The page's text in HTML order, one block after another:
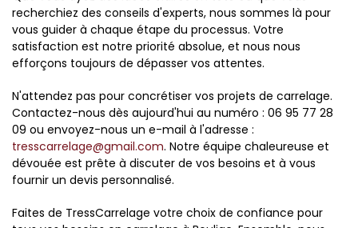
recherchiez des conseils d'experts, nous sommes là pour
vous guider à chaque étape du processus. Votre
satisfaction est notre priorité absolue, et nous nous
efforçons toujours de dépasser vos attentes.
N'attendez pas pour concrétiser vos projets de carrelage.
Contactez-nous dès aujourd'hui au numéro : 06 95 77 28
09 ou envoyez-nous un e-mail à l'adresse :
tresscarrelage@gmail.com. Notre équipe chaleureuse et
dévouée est prête à discuter de vos besoins et à vous
fournir un devis personnalisé.
Faites de TressCarrelage votre choix de confiance pour